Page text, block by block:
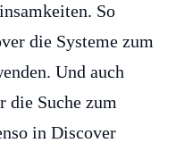
So
die Systeme zum
Und auch
die Suche zum
in Discover